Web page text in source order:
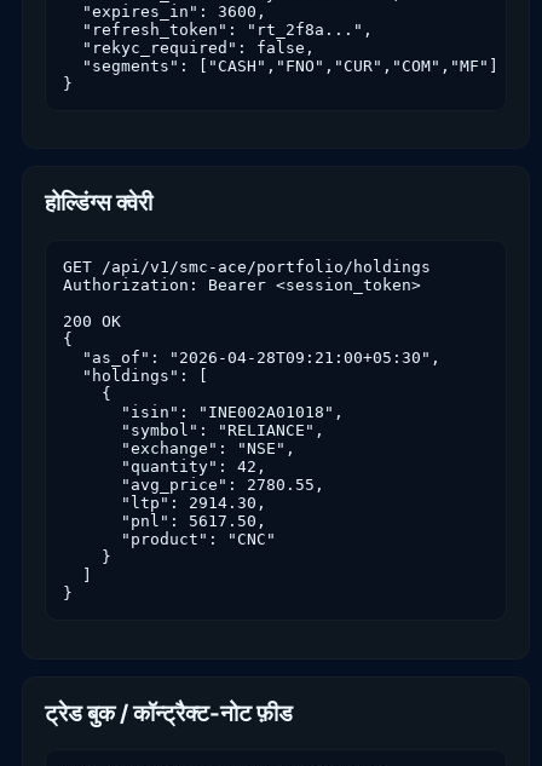
  "expires_in": 3600,
  "refresh_token": "rt_2f8a...",
  "rekyc_required": false,
  "segments": ["CASH","FNO","CUR","COM","MF"]
}
होल्डिंग्स क्वेरी
GET /api/v1/smc-ace/portfolio/holdings
Authorization: Bearer <session_token>
200 OK
{
  "as_of": "2026-04-28T09:21:00+05:30",
  "holdings": [
    {
      "isin": "INE002A01018",
      "symbol": "RELIANCE",
      "exchange": "NSE",
      "quantity": 42,
      "avg_price": 2780.55,
      "ltp": 2914.30,
      "pnl": 5617.50,
      "product": "CNC"
    }
}
ट्रेड बुक / कॉन्ट्रैक्ट-नोट फ़ीड